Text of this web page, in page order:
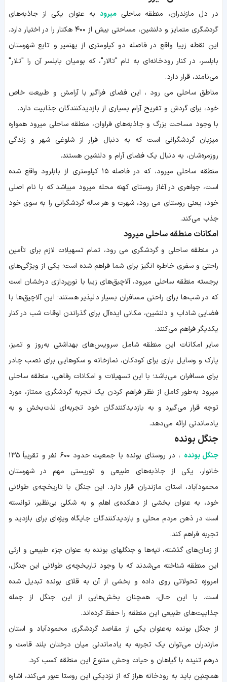
در دل مازندران، منطقه ساحلی میرود به عنوان یکی از جاذبه‌های
گردشگری متمایز و دلنشین، مساحتی بیش از ۴۰۰ هکتار را در اختیار دارد.
این نقطه زیبا واقع در فاصله دو کیلومتری از بهنمیر و تابع شهرستان
بابلسر، در کنار رودخانه‌ای به نام "تالار"، که بومیان بابلسر آن را "تلار"
می‌نامند، قرار دارد.
مناطق ساحلی می رود ، این فضای فراگیر با آرامش و طبیعت خاص
خود، برای گردش و تفریح آرام بسیاری از بازدیدکنندگان جذابیت دارد.
با وجود مساحت بزرگ و جاذبه‌های فراوان، منطقه ساحلی میرود همواره
میزبان گردشگرانی است که به دنبال فرار از شلوغی شهر و زندگی
روزمره‌شان، به دنبال یک فضای آرام و دلنشین هستند.
منطقه ساحلی میرود، که در فاصله ۱۵ کیلومتری از بابلرود واقع شده
است، جواهری در آغاز روستای کهنه محله میرود میباشد که با نام اصلی
خود، یعنی روستای می رود، شهرت و هر ساله گردشگرانی را به سوی خود
جذب می‌کند.
امکانات منطقه ساحلی میرود
در منطقه ساحلی و گردشگری می رود، تمام تسهیلات لازم برای تأمین
راحتی و سفری خاطره انگیز برای شما فراهم شده است؛ یکی از ویژگی‌های
برجسته منطقه ساحلی میرود، آلاچیق‌های زیبا با نورپردازی درخشان است
که در شب‌ها برای راحتی مسافران بسیار دلپذیر هستند؛ این آلاچیق‌ها با
فضایی شاداب و دلنشین، مکانی ایده‌آل برای گذراندن اوقات شب در کنار
یکدیگر فراهم می‌کنند.
سایر امکانات این منطقه شامل سرویس‌های بهداشتی به‌روز و تمیز،
پارک و وسایل بازی برای کودکان، نمازخانه و سکوهایی برای نصب چادر
برای مسافران می‌باشد؛ با این تسهیلات و امکانات رفاهی، منطقه ساحلی
میرود به‌طور کامل از نظر فراهم کردن یک تجربه گردشگری ممتاز، مورد
توجه قرار می‌گیرد و به بازدیدکنندگان خود تجربه‌ای لذت‌بخش و به
یادماندنی ارائه می‌دهد.
جنگل بونده
جنگل بونده
، در روستای بونده با جمعیت حدود ۶۰۰ نفر و تقریباً ۱۳۵
خانوار، یکی از جاذبه‌های طبیعی و توریستی مهم در شهرستان
محمودآباد، استان مازندران قرار دارد. این جنگل با تاریخچه‌ی طولانی
خود، به عنوان بخشی از دهکده‌ی اهلم و به شکلی بی‌نظیر، توانسته
است در ذهن مردم محلی و بازدیدکنندگان جایگاه ویژه‌ای برای بازدید و
تجربه فراهم کند.
از زمان‌های گذشته، تپه‌ها و جنگلهای بونده به عنوان جزء طبیعی و ارثی
این منطقه شناخته می‌شدند که با وجود تاریخچه‌ی طولانی این جنگل،
امروزه تحولاتی روی داده و بخشی از آن به قلای بونده تبدیل شده
است. با این حال، همچنان بخش‌هایی از این جنگل از جمله
جذابیت‌های طبیعی این منطقه را حفظ کرده‌اند.
از جنگل بونده به‌عنوان یکی از مقاصد گردشگری محمودآباد و استان
مازندران می‌توان یک تجربه به یادماندنی میان درختان بلند قامت و
درهم تنیده با گیاهان و حیات وحش متنوع این منطقه کسب کرد.
همچنین باید به رودخانه هراز که از نزدیکی این روستا عبور می‌کند، اشاره